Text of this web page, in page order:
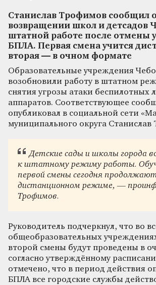
Станислав Трофимов сообщил о
возвращении школ и детсадов
штатной работе после отмены
БПЛА. Первая смена учится
вторая — в очном формате
Образовательные учреждения
возобновили работу в штатном
снятия угрозы атаки беспилотных
аппаратов. Соответствующее
опубликовал в социальной сети
муниципального округа
Детские сады и школы города
к штатному режиму работы.
первой смены сегодня
дистанционном режиме, —
Трофимов.
Руководитель подчеркнул, что во
общеобразовательных
второй смены будут проведены в
согласно утверждённому
отмечено, что в период действия
БПЛА все городские службы